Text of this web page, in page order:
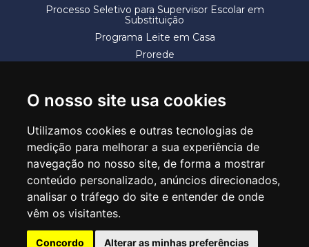
O nosso site usa cookies
Utilizamos cookies e outras tecnologias de
medição para melhorar a sua experiência de
navegação no nosso site, de forma a mostrar
conteúdo personalizado, anúncios direcionados,
analisar o tráfego do site e entender de onde
vêm os visitantes.
Concordo Alterar as minhas preferências
Processo Seletivo para Supervisor Escolar em
Substituição
Programa Leite em Casa
Prorede
SECRETARIA DE EDUCAÇÃO
Rua Claudino Barbosa, 313 - Macedo - Guarulhos/SP CEP 07113-040
Central de Atendimento: *55 11 2475-7300